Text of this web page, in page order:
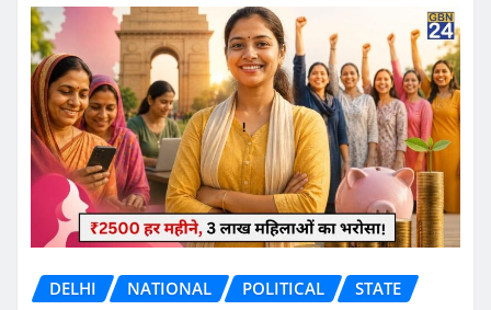
DELHI NATIONAL POLITICAL STATE